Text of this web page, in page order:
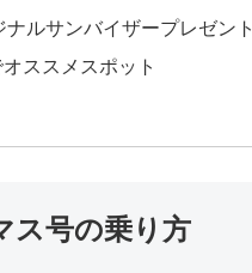
ナルサンバイザープレゼント
ススメスポット
ス号の乗り方